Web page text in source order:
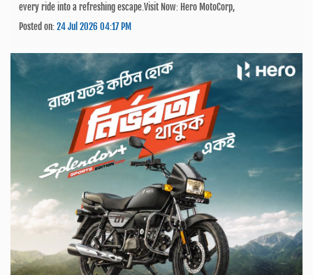
every ride into a refreshing escape.Visit Now: Hero MotoCorp,
Posted on:24 Jul 2026 04:17 PM